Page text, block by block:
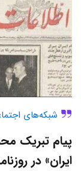
شبکه‌های
پیام تبریک
ایران» در